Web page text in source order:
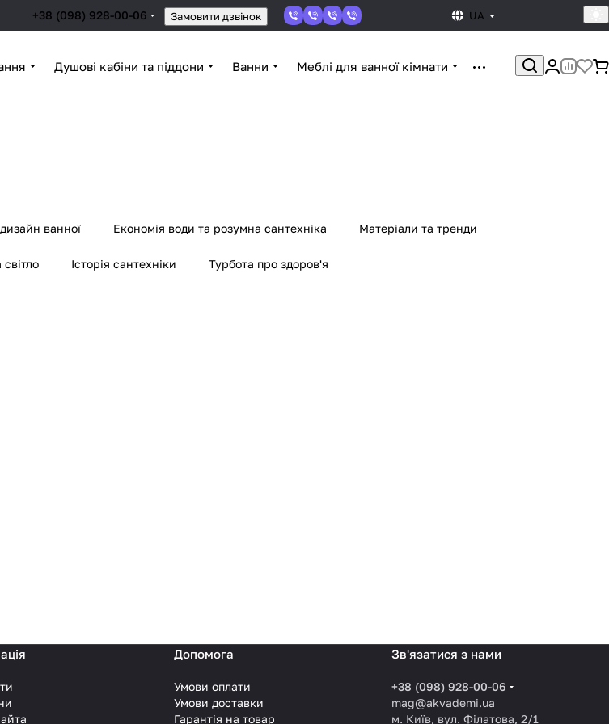
+38 (098) 928-00-06 Замовити дзвінок UA
Душові кабіни та піддони Ванни Меблі для ванної кімнати
ванної Економія води та розумна сантехніка Матеріали та тренди
Історія сантехніки Турбота про здоров'я
Допомога
Умови оплати
Умови доставки
Гарантія на товар
Зв'язатися з нами
+38 (098) 928-00-06
mag@akvademi.ua
м. Київ, вул. Філатова, 2/1